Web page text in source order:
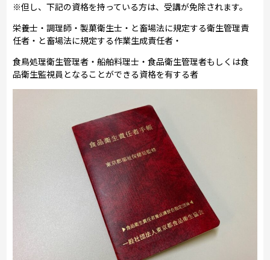
※但し、下記の資格を持っている方は、受講が免除されます。
栄養士・調理師・製菓衛生士・と畜場法に規定する衛生管理責
任者・と畜場法に規定する作業生成責任者・
食鳥処理衛生管理者・船舶料理士・食品衛生管理者もしくは食
品衛生監視員となることができる資格を有する者